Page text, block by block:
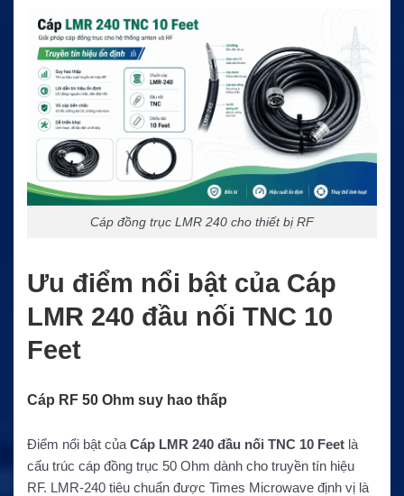
Cáp đồng trục LMR 240 cho thiết bị RF
Ưu điểm nổi bật của Cáp
LMR 240 đầu nối TNC 10
Feet
Cáp RF 50 Ohm suy hao thấp
Điểm nổi bật của Cáp LMR 240 đầu nối TNC 10 Feet là
cấu trúc cáp đồng trục 50 Ohm dành cho truyền tín hiệu
RF. LMR-240 tiêu chuẩn được Times Microwave định vị là